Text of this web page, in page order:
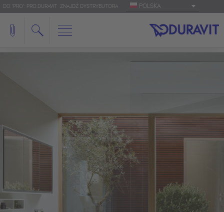
DO 'PRO': PRO.DURAVIT ZNAJDŹ DYSTRYBUTORA POLSKA